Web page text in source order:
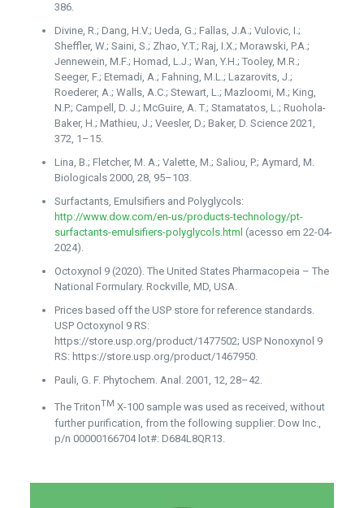
386.
Divine, R.; Dang, H.V.; Ueda, G.; Fallas, J.A.; Vulovic, I.;
Sheffler, W.; Saini, S.; Zhao, Y.T.; Raj, I.X.; Morawski, P.A.;
Jennewein, M.F.; Homad, L.J.; Wan, Y.H.; Tooley, M.R.;
Seeger, F.; Etemadi, A.; Fahning, M.L.; Lazarovits, J.;
Roederer, A.; Walls, A.C.; Stewart, L.; Mazloomi, M.; King,
N.P.; Campell, D. J.; McGuire, A. T.; Stamatatos, L.; Ruohola-
Baker, H.; Mathieu, J.; Veesler, D.; Baker, D. Science 2021,
372, 1–15.
Lina, B.; Fletcher, M. A.; Valette, M.; Saliou, P.; Aymard, M.
Biologicals 2000, 28, 95–103.
Surfactants, Emulsifiers and Polyglycols:
http://www.dow.com/en-us/products-technology/pt-
surfactants-emulsifiers-polyglycols.html (acesso em 22-04-
2024).
Octoxynol 9 (2020). The United States Pharmacopeia – The
National Formulary. Rockville, MD, USA.
Prices based off the USP store for reference standards.
USP Octoxynol 9 RS:
https://store.usp.org/product/1477502; USP Nonoxynol 9
RS: https://store.usp.org/product/1467950.
Pauli, G. F. Phytochem. Anal. 2001, 12, 28–42.
The TritonTM X-100 sample was used as received, without
further purification, from the following supplier: Dow Inc.,
p/n 00000166704 lot#: D684L8QR13.